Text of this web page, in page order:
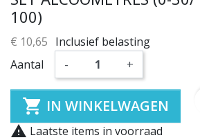
100)
€ 10,65 Inclusief belasting
Aantal
- +
 IN WINKELWAGEN
 Laatste items in voorraad